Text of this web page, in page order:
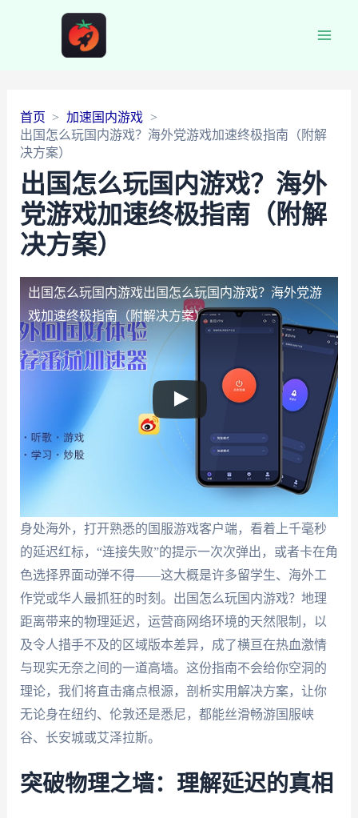
首页
加速国内游戏
出国怎么玩国内游戏？海外党游戏加速终极指南（附解
决方案）
出国怎么玩国内游戏？海外
党游戏加速终极指南（附解
决方案）
出国怎么玩国内游戏出国怎么玩国内游戏？海外党游
戏加速终极指南（附解决方案）
身处海外，打开熟悉的国服游戏客户端，看着上千毫秒
的延迟红标，“连接失败”的提示一次次弹出，或者卡在角
色选择界面动弹不得——这大概是许多留学生、海外工
作党或华人最抓狂的时刻。出国怎么玩国内游戏？地理
距离带来的物理延迟，运营商网络环境的天然限制，以
及令人措手不及的区域版本差异，成了横亘在热血激情
与现实无奈之间的一道高墙。这份指南不会给你空洞的
理论，我们将直击痛点根源，剖析实用解决方案，让你
无论身在纽约、伦敦还是悉尼，都能丝滑畅游国服峡
谷、长安城或艾泽拉斯。
突破物理之墙：理解延迟的真相